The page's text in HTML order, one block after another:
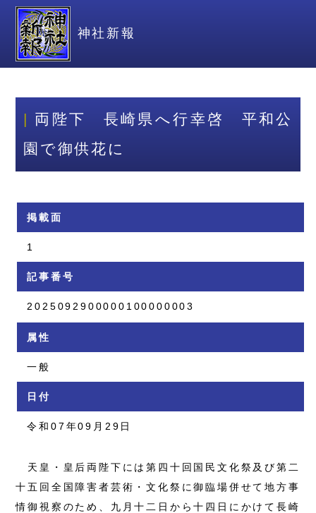
神社新報
両陛下 長崎県へ行幸啓 平和公
園で御供花に
掲載面
1
記事番号
2025092900000100000003
属性
一般
日付
令和07年09月29日
天皇・皇后両陛下には第四十回国民文化祭及び第二
十五回全国障害者芸術・文化祭に御臨場併せて地方事
情御視察のため、九月十二日から十四日にかけて長崎